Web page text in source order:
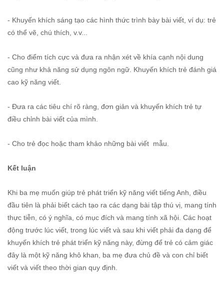
- Khuyến khích sáng tạo các hình thức trình bày bài viết, ví dụ: trẻ
có thể vẽ, chú thích, v.v...
- Cho điểm tích cực và đưa ra nhận xét về khía cạnh nội dung
cũng như khả năng sử dụng ngôn ngữ. Khuyến khích trẻ đánh giá
cao kỹ năng viết.
- Đưa ra các tiêu chí rõ ràng, đơn giản và khuyến khích trẻ tự
điều chỉnh bài viết của mình.
- Cho trẻ đọc hoặc tham khảo những bài viết mẫu.
Kết luận
Khi ba mẹ muốn giúp trẻ phát triển kỹ năng viết tiếng Anh, điều
đầu tiên là phải biết cách tạo ra các dạng bài tập thú vị, mang tính
thực tiễn, có ý nghĩa, có mục đích và mang tính xã hội. Các hoạt
động trước lúc viết, trong lúc viết và sau khi viết phải đa dạng để
khuyến khích trẻ phát triển kỹ năng này, đừng để trẻ có cảm giác
đây là một kỹ năng khô khan, ba mẹ đưa chủ đề và con chỉ biết
viết và viết theo thời gian quy định.